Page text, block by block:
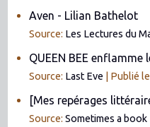
Aven - Lilian Bathelot
Source: Les Lectures du
QUEEN BEE enflamme
Source: Last Eve Publié
[Mes repérages
Source:Sometimes a book